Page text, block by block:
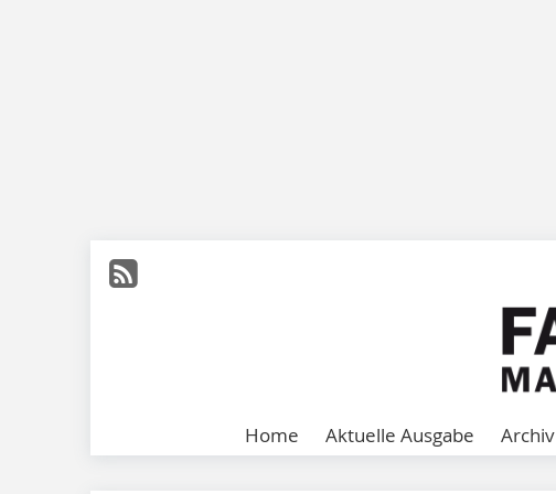
Home Aktuelle Ausgabe Archiv